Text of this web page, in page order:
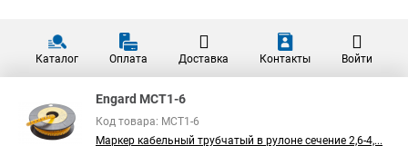
Каталог Оплата Доставка Контакты Войти
Engard MCT1-6
Код товара: MCT1-6
Маркер кабельный трубчатый в рулоне сечение 2,6-4,...